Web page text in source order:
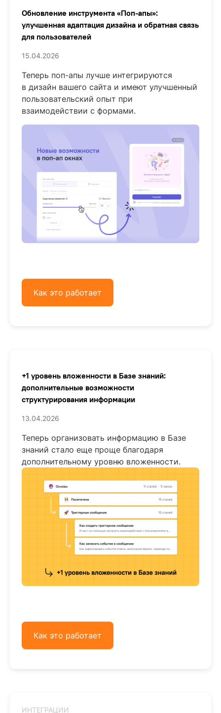
Обновление инструмента «Поп-апы»:
улучшенная адаптация дизайна и обратная связь
для пользователей
15.04.2026
Теперь поп-апы лучше интегрируются
в дизайн вашего сайта и имеют улучшенный
пользовательский опыт при
взаимодействии с формами.
Как это работает
+1 уровень вложенности в Базе знаний:
дополнительные возможности
структурирования информации
13.04.2026
Теперь организовать информацию в Базе
знаний стало еще проще благодаря
дополнительному уровню вложенности.
Как это работает
ИНТЕГРАЦИИ